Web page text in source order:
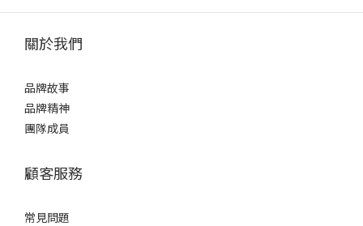
關於我們
品牌故事
品牌精神
團隊成員
顧客服務
常見問題